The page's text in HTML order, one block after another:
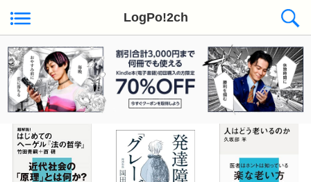
LogPo!2ch
Kindle日替わりセール ◆本日50冊が対象